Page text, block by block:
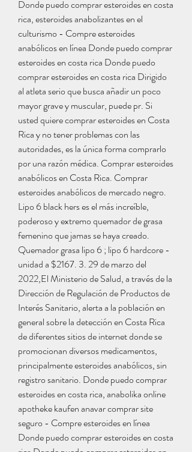
Donde puedo comprar esteroides en costa
rica, esteroides anabolizantes en el
culturismo - Compre esteroides
anabólicos en línea Donde puedo comprar
esteroides en costa rica Donde puedo
comprar esteroides en costa rica Dirigido
al atleta serio que busca añadir un poco
mayor grave y muscular, puede pr. Si
usted quiere comprar esteroides en Costa
Rica y no tener problemas con las
autoridades, es la única forma comprarlo
por una razón médica. Comprar esteroides
anabólicos en Costa Rica. Comprar
esteroides anabólicos de mercado negro.
Lipo 6 black hers es el más increíble,
poderoso y extremo quemador de grasa
femenino que jamas se haya creado.
Quemador grasa lipo 6 ; lipo 6 hardcore -
unidad a $2167. 3. 29 de marzo del
2022,El Ministerio de Salud, a través de la
Dirección de Regulación de Productos de
Interés Sanitario, alerta a la población en
general sobre la detección en Costa Rica
de diferentes sitios de internet donde se
promocionan diversos medicamentos,
principalmente esteroides anabólicos, sin
registro sanitario. Donde puedo comprar
esteroides en costa rica, anabolika online
apotheke kaufen anavar comprar site
seguro - Compre esteroides en línea
Donde puedo comprar esteroides en costa